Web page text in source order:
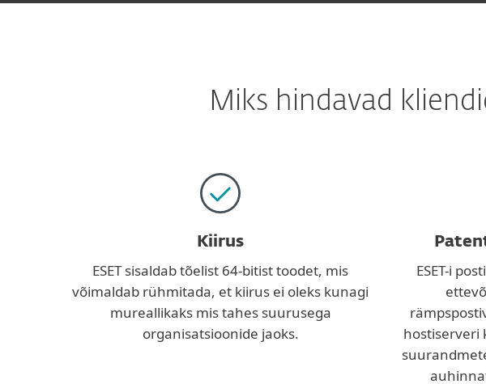
Miks hindavad
Kiirus
ESET sisaldab tõelist 64-bitist toodet, mis
võimaldab rühmitada, et kiirus ei oleks kunagi
mureallikaks mis tahes suurusega
organisatsioonide jaoks.
ESET-i
hostiserveri